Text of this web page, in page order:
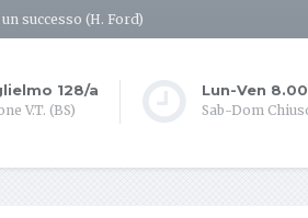
successo (H. Ford)
128/a
V.T. (BS)
Lun-Ven
Sab-Dom